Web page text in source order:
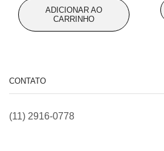
original
era:
atual
R$ 126,50.
ADICIONAR AO
CARRINHO
CONTATO
(11) 2916-0778